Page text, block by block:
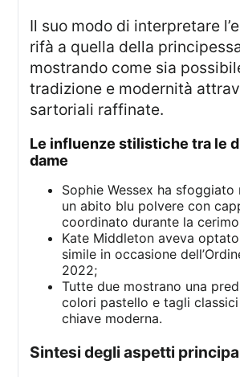
Il suo modo di interpretare l’eleganza si
rifà a quella della
mostrando come sia
tradizione e modernità
sartoriali raffinate.
le influenze stilistiche tra le due nobili
dame
Sophie Wessex ha sfoggiato
un abito blu polvere con
coordinato durante la
Kate Middleton aveva
simile in occasione
2022;
Tutte due mostrano una
colori pastello e tagli
chiave moderna.
Sintesi degli aspetti